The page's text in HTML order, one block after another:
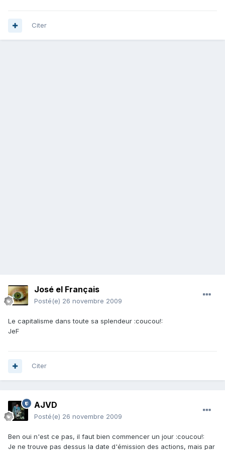
Citer
José el Français
Posté(e) 26 novembre 2009
Le capitalisme dans toute sa splendeur :coucou!:
JeF
Citer
AJVD
Posté(e) 26 novembre 2009
Ben oui n'est ce pas, il faut bien commencer un jour :coucou!:
Je ne trouve pas dessus la date d'émission des actions, mais par